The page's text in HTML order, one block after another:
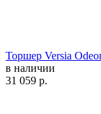
Торшер Versia
в наличии
31 059 р.